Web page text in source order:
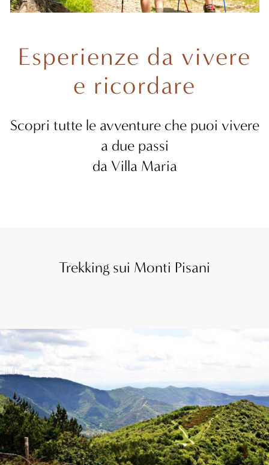
Esperienze da vivere
e ricordare
Scopri tutte le avventure che puoi vivere
a due passi
da Villa Maria
Trekking sui Monti Pisani